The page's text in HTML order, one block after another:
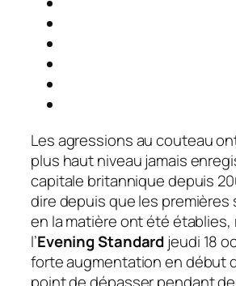
Les agressions au couteau
plus haut niveau jamais
capitale britannique depuis
dire depuis que les
en la matière ont été établies,
l’Evening Standardjeudi 18
forte augmentation en début